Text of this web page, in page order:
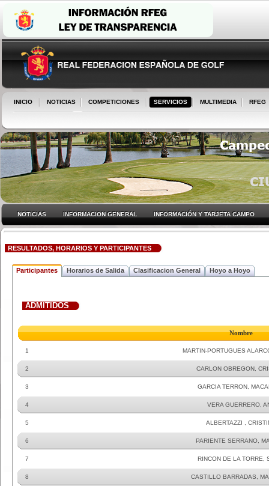
INICIO NOTICIAS COMPETICIONES SERVICIOS MULTIMEDIA RFEG
NOTICIAS INFORMACION GENERAL INFORMACIÓN Y TARJETA CAMPO
RESULTADOS, HORARIOS Y PARTICIPANTES
Participantes Horarios de Salida Clasificacion General Hoyo a Hoyo
ADMITIDOS
Nombre
1 MARTIN-PORTUGUES
2 CARLON OBREGON,
3 GARCIA TERRON,
4 VERA GUERRERO,
5 ALBERTAZZI ,
6 PARIENTE SERRANO,
7 RINCON DE LA TORRE,
8 CASTILLO BARRADAS,